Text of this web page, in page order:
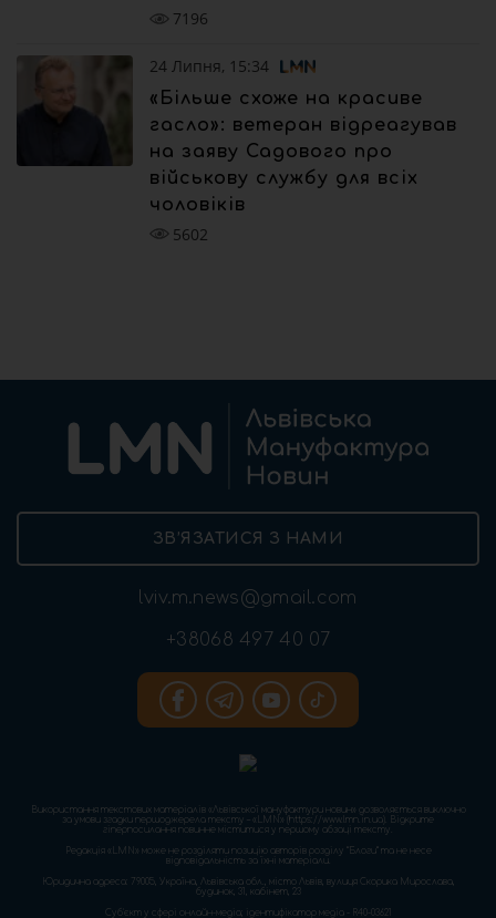
7196
24 Липня, 15:34
«Більше схоже на красиве
гасло»: ветеран відреагував
на заяву Садового про
військову службу для всіх
чоловіків
5602
ЗВ’ЯЗАТИСЯ З НАМИ
lviv.m.news@gmail.com
+38068 497 40 07
Використання текстових матеріалів «Львівської мануфактури новин» дозволяється виключно
за умови згадки першоджерела тексту – «LMN» (https://www.lmn.in.ua). Відкрите
гіперпосилання повинне міститися у першому абзаці тексту.
Редакція «LMN» може не розділяти позицію авторів розділу “Блоги” та не несе
відповідальність за їхні матеріали.
Юридична адреса: 79005, Україна, Львівська обл., місто Львів, вулиця Скорика Мирослава,
будинок, 31, кабінет, 23
Cуб'єкт у сфері онлайн-медіа; ідентифікатор медіа - R40-03621